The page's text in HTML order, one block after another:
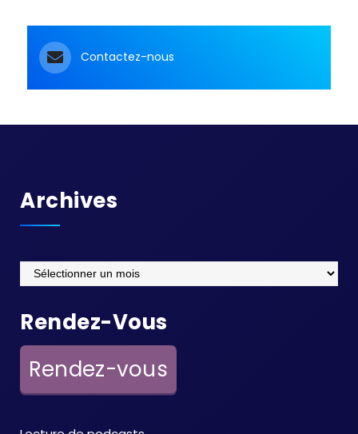
Contactez-nous
Archives
Archives
Rendez-Vous
Rendez-vous